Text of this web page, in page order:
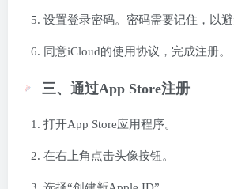
设置登录密码。密码需要记住，以避
同意iCloud的使用协议，完成注册。
三、通过App Store注册
打开App Store应用程序。
在右上角点击头像按钮。